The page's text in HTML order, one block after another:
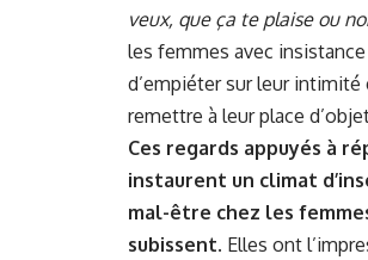
veux, que ça te plaise ou
les femmes avec
d’empiéter sur leur intimité
remettre à leur place
Ces regards appuyés à
instaurent un climat
mal-être chez les
subissent. Elles ont